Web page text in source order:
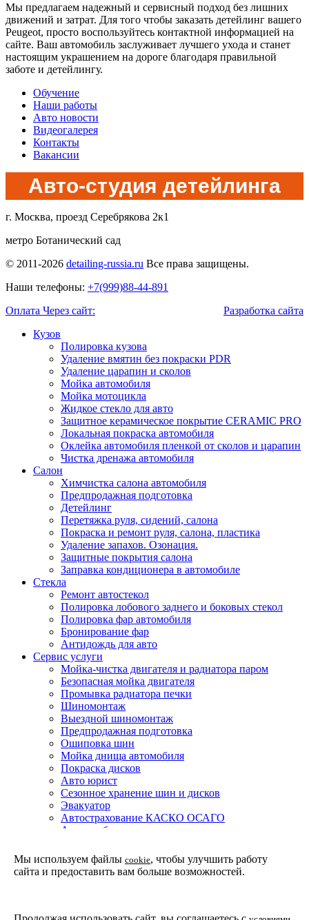
Мы предлагаем надежный и сервисный подход без лишних
движений и затрат. Для того чтобы заказать детейлинг вашего
Peugeot, просто воспользуйтесь контактной информацией на
сайте. Ваш автомобиль заслуживает лучшего ухода и станет
настоящим украшением на дороге благодаря правильной
заботе и детейлингу.
Обучение
Наши работы
Авто новости
Видеогалерея
Контакты
Вакансии
Авто-студия детейлинга
г. Москва, проезд Серебрякова 2к1
метро Ботанический сад
© 2011-2026 detailing-russia.ru Все права защищены.
Наши телефоны: +7(999)88-44-891
Оплата Через сайт:
Разработка сайта
Кузов
Полировка кузова
Удаление вмятин без покраски PDR
Удаление царапин и сколов
Мойка автомобиля
Мойка мотоцикла
Жидкое стекло для авто
Защитное керамическое покрытие CERAMIC PRO
Локальная покраска автомобиля
Оклейка автомобиля пленкой от сколов и царапин
Чистка дренажа автомобиля
Салон
Химчистка салона автомобиля
Предпродажная подготовка
Детейлинг
Перетяжка руля, сидений, салона
Покраска и ремонт руля, салона, пластика
Удаление запахов. Озонация.
Защитные покрытия салона
Заправка кондиционера в автомобиле
Стекла
Ремонт автостекол
Полировка лобового заднего и боковых стекол
Полировка фар автомобиля
Бронирование фар
Антидождь для авто
Сервис услуги
Мойка-чистка двигателя и радиатора паром
Безопасная мойка двигателя
Промывка радиатора печки
Шиномонтаж
Выездной шиномонтаж
Предпродажная подготовка
Ошиповка шин
Мойка днища автомобиля
Покраска дисков
Авто юрист
Сезонное хранение шин и дисков
Эвакуатор
Автострахование КАСКО ОСАГО
Автоломбард
Техническое обслуживание автомобиля
Детейлинг мойка подвески и днища автомобиля
Партнерская программа
Покрытие жидкое стекло
Мы используем файлы cookie, чтобы улучшить работу
сайта и предоставить вам больше возможностей.